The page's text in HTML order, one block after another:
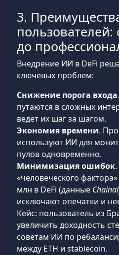
3.
пользователей:
до
Внедрение ИИ в DeFi
ключевых проблем:
Снижение порога входа
путаются в сложных
ведёт их шаг за шагом.
Экономия времени.
используют ИИ для
пулов одновременно.
Минимизация ошибок
«человеческого
млн в DeFi (данные
исключают опечатки и
Кейс: пользователь из
увеличить доходность
советам ИИ по
между ETH и stablecoin.